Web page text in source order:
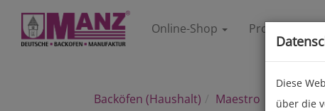
Online-Shop Produkte
Backöfen (Haushalt) Maestro
Diese
über die